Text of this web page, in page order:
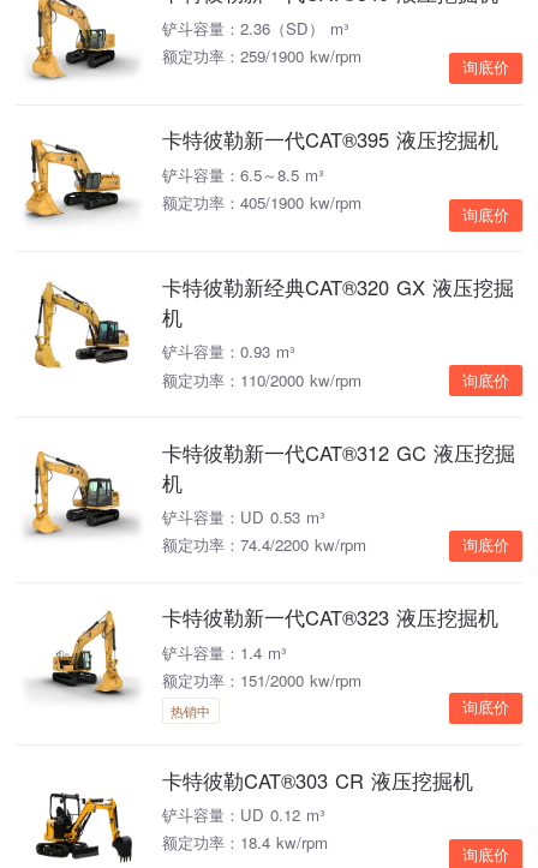
铲斗容量：2.36（SD） m³
额定功率：259/1900 kw/rpm
询底价
卡特彼勒新一代CAT®395 液压挖掘机
铲斗容量：6.5～8.5 m³
额定功率：405/1900 kw/rpm
询底价
卡特彼勒新经典CAT®320 GX 液压挖掘
机
铲斗容量：0.93 m³
额定功率：110/2000 kw/rpm
询底价
卡特彼勒新一代CAT®312 GC 液压挖掘
机
铲斗容量：UD 0.53 m³
额定功率：74.4/2200 kw/rpm
询底价
卡特彼勒新一代CAT®323 液压挖掘机
铲斗容量：1.4 m³
额定功率：151/2000 kw/rpm
热销中 询底价
卡特彼勒CAT®303 CR 液压挖掘机
铲斗容量：UD 0.12 m³
额定功率：18.4 kw/rpm
询底价